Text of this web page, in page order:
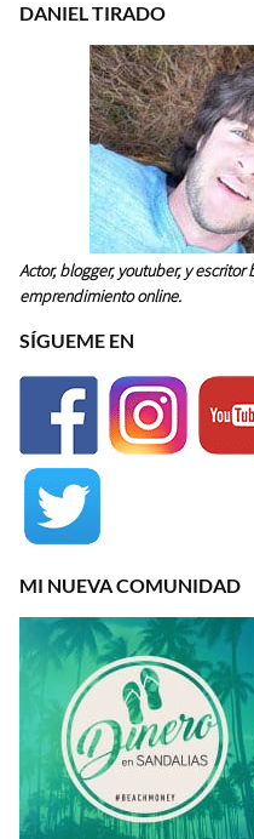
DANIEL TIRADO
Actor, blogger, youtuber, y
emprendimiento online.
SÍGUEME EN
MI NUEVA COMUNIDAD